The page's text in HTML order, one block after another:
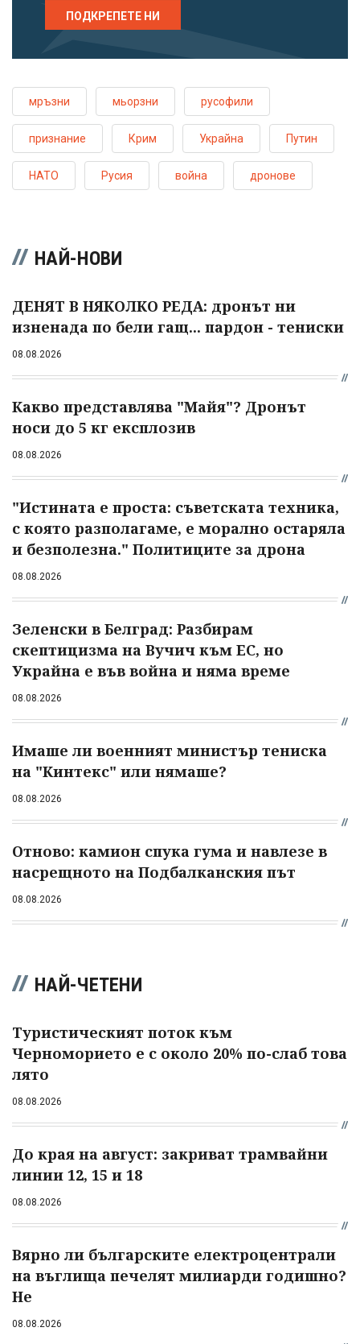
ПОДКРЕПЕТЕ НИ
мръзни мьорзни русофили
признание Крим Украйна Путин
НАТО Русия война дронове
НАЙ-НОВИ
ДЕНЯТ В НЯКОЛКО РЕДА: дронът ни
изненада по бели гащ... пардон - тениски
08.08.2026
Какво представлява "Майя"? Дронът
носи до 5 кг експлозив
08.08.2026
"Истината е проста: съветската техника,
с която разполагаме, е морално остаряла
и безполезна." Политиците за дрона
08.08.2026
Зеленски в Белград: Разбирам
скептицизма на Вучич към ЕС, но
Украйна е във война и няма време
08.08.2026
Имаше ли военният министър тениска
на "Кинтекс" или нямаше?
08.08.2026
Отново: камион спука гума и навлезе в
насрещното на Подбалканския път
08.08.2026
НАЙ-ЧЕТЕНИ
Туристическият поток към
Черноморието е с около 20% по-слаб това
лято
08.08.2026
До края на август: закриват трамвайни
линии 12, 15 и 18
08.08.2026
Вярно ли българските електроцентрали
на въглища печелят милиарди годишно?
Не
08.08.2026